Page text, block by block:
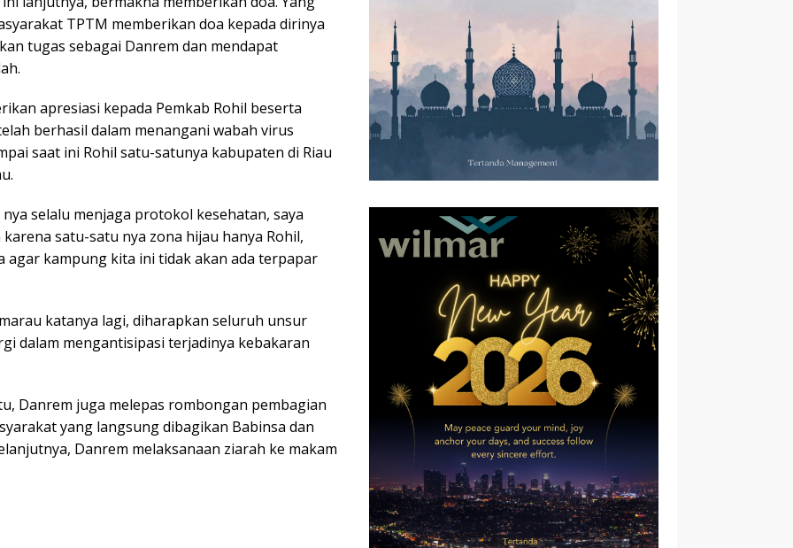
TPTM memberikan doa kepada dirinya
tugas sebagai Danrem dan mendapat
apresiasi kepada Pemkab Rohil beserta
berhasil dalam menangani wabah virus
saat ini Rohil satu-satunya kabupaten di Riau
selalu menjaga protokol kesehatan, saya
satu-satu nya zona hijau hanya Rohil,
agar kampung kita ini tidak akan ada terpapar
katanya lagi, diharapkan seluruh unsur
dalam mengantisipasi terjadinya kebakaran
Danrem juga melepas rombongan pembagian
yang langsung dibagikan Babinsa dan
Danrem melaksanaan ziarah ke makam